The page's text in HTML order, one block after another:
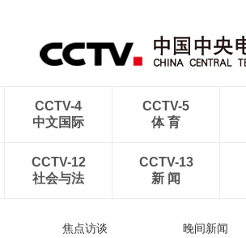
CCTV-4
中文国际
CCTV-5
体 育
CCTV-12
社会与法
CCTV-13
新 闻
焦点访谈 晚间新闻